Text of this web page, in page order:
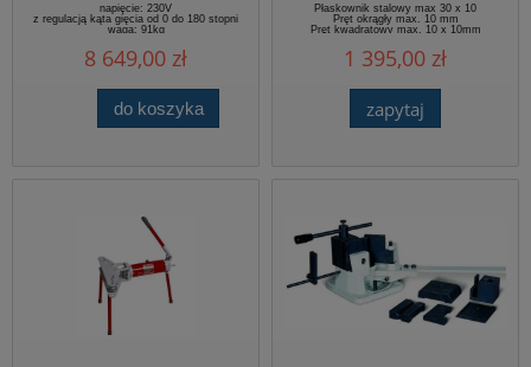
napięcie: 230V
z regulacją kąta gięcia od 0 do 180 stopni
waga: 91kg
8 649,00 zł
do koszyka
Płaskownik stalowy max 30 x 10
Pręt okrągły max. 10 mm
Pręt kwadratowy max. 10 x 10mm
Wymiary opakowania 550 x 300 x 220 mm
1 395,00 zł
zapytaj